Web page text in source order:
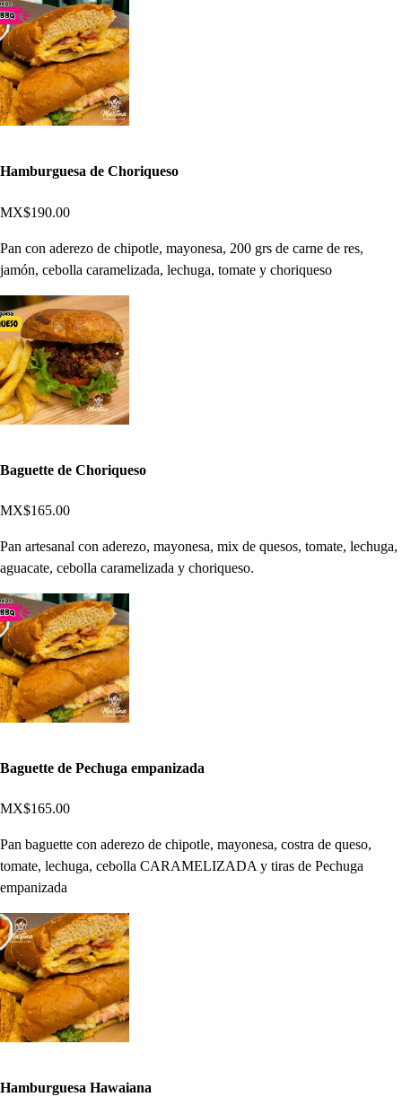
Hamburguesa de Choriqueso
MX$190.00
Pan con aderezo de chipotle, mayonesa, 200 grs de carne de res,
jamón, cebolla caramelizada, lechuga, tomate y choriqueso
Baguette de Choriqueso
MX$165.00
Pan artesanal con aderezo, mayonesa, mix de quesos, tomate, lechuga,
aguacate, cebolla caramelizada y choriqueso.
Baguette de Pechuga empanizada
MX$165.00
Pan baguette con aderezo de chipotle, mayonesa, costra de queso,
tomate, lechuga, cebolla CARAMELIZADA y tiras de Pechuga
empanizada
Hamburguesa Hawaiana